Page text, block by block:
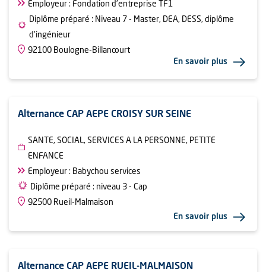
Employeur : Fondation d’entreprise TF1
Diplôme préparé : Niveau 7 - Master, DEA, DESS, diplôme
d'ingénieur
92100 Boulogne-Billancourt
En savoir plus
Alternance CAP AEPE CROISY SUR SEINE
SANTE, SOCIAL, SERVICES A LA PERSONNE, PETITE
ENFANCE
Employeur : Babychou services
Diplôme préparé : niveau 3 - Cap
92500 Rueil-Malmaison
En savoir plus
Alternance CAP AEPE RUEIL-MALMAISON